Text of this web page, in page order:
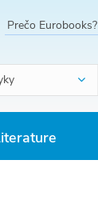
Prečo Eurobooks?